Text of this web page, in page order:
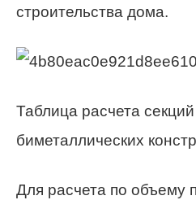
строительства дома.
Таблица расчета
биметаллических
Для расчета по объему